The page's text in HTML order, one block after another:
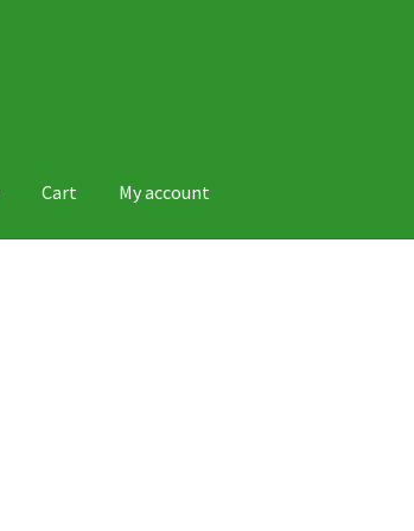
Cart My account